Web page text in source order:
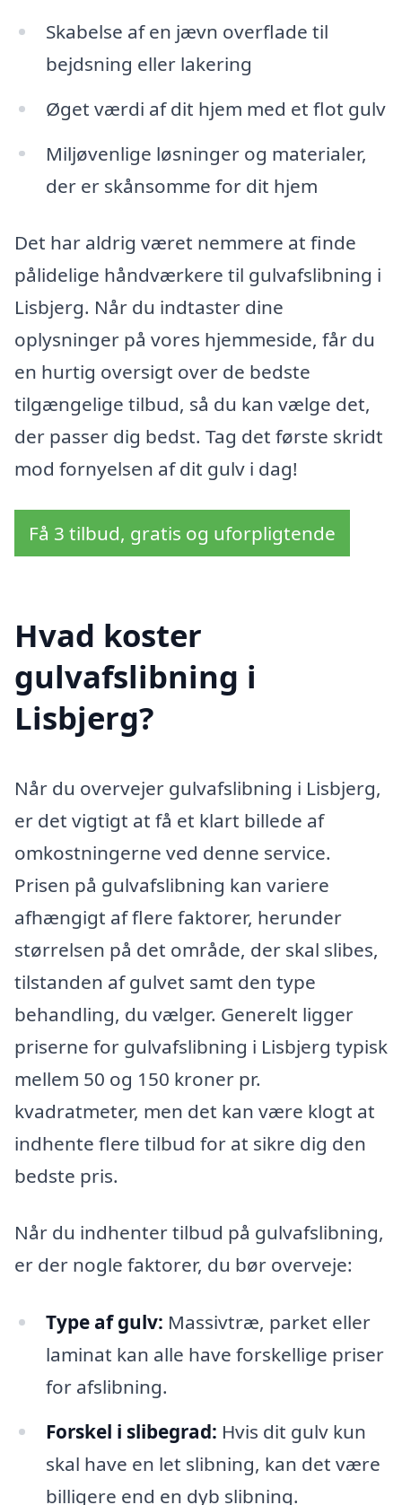
Skabelse af en jævn overflade til
bejdsning eller lakering
Øget værdi af dit hjem med et flot gulv
Miljøvenlige løsninger og materialer,
der er skånsomme for dit hjem
Det har aldrig været nemmere at finde
pålidelige håndværkere til gulvafslibning i
Lisbjerg. Når du indtaster dine
oplysninger på vores hjemmeside, får du
en hurtig oversigt over de bedste
tilgængelige tilbud, så du kan vælge det,
der passer dig bedst. Tag det første skridt
mod fornyelsen af dit gulv i dag!
Få 3 tilbud, gratis og uforpligtende
Hvad koster
gulvafslibning i
Lisbjerg?
Når du overvejer gulvafslibning i Lisbjerg,
er det vigtigt at få et klart billede af
omkostningerne ved denne service.
Prisen på gulvafslibning kan variere
afhængigt af flere faktorer, herunder
størrelsen på det område, der skal slibes,
tilstanden af gulvet samt den type
behandling, du vælger. Generelt ligger
priserne for gulvafslibning i Lisbjerg typisk
mellem 50 og 150 kroner pr.
kvadratmeter, men det kan være klogt at
indhente flere tilbud for at sikre dig den
bedste pris.
Når du indhenter tilbud på gulvafslibning,
er der nogle faktorer, du bør overveje:
Type af gulv: Massivtræ, parket eller
laminat kan alle have forskellige priser
for afslibning.
Forskel i slibegrad: Hvis dit gulv kun
skal have en let slibning, kan det være
billigere end en dyb slibning.